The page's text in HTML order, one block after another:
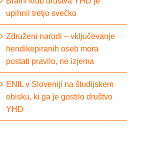
upihnil tretjo svečko
Združeni narodi – vključevanje
hendikepiranih oseb mora
postati pravilo, ne izjema
ENIL v Sloveniji na študijskem
obisku, ki ga je gostilo društvo
YHD